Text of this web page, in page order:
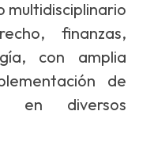
multidisciplinario
finanzas,
con amplia
de
en diversos